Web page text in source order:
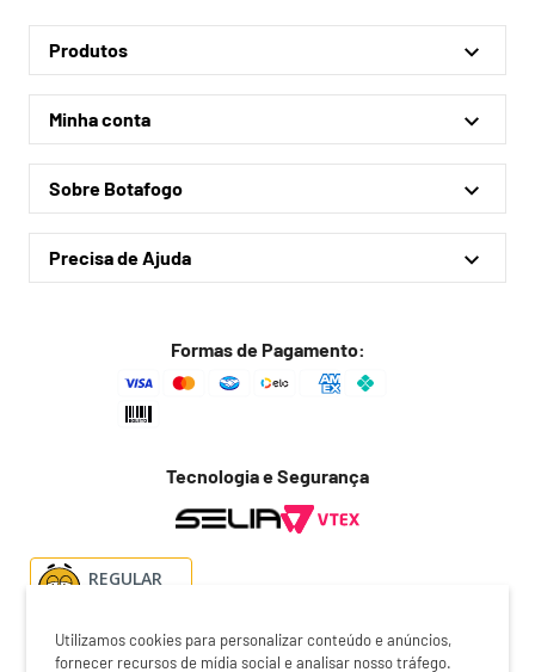
Utilizamos cookies para personalizar conteúdo e anúncios,
fornecer recursos de mídia social e analisar nosso tráfego.
Produtos
Linha Oficial
Treino e Viagem
Coleções
Minha conta
Minha conta
Meus pedidos
Sobre Botafogo
Quem somos
Lojas físicas
Precisa de Ajuda
Trocas e devoluções
Formas de Pagamento:
Tecnologia e Segurança
REGULAR